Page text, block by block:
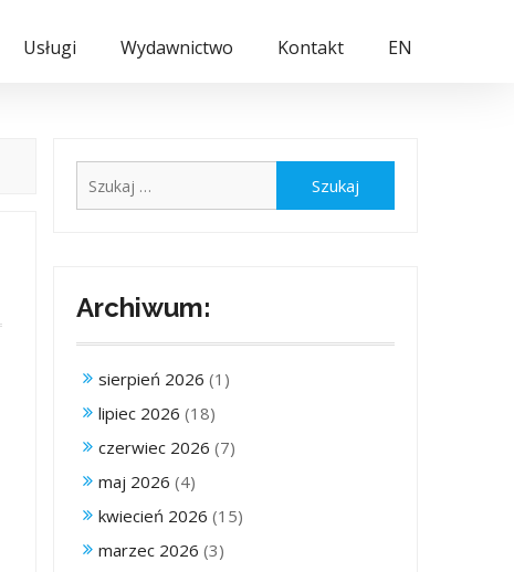
Usługi Wydawnictwo Kontakt EN
Archiwum:
sierpień 2026 (1)
lipiec 2026 (18)
czerwiec 2026 (7)
maj 2026 (4)
kwiecień 2026 (15)
marzec 2026 (3)